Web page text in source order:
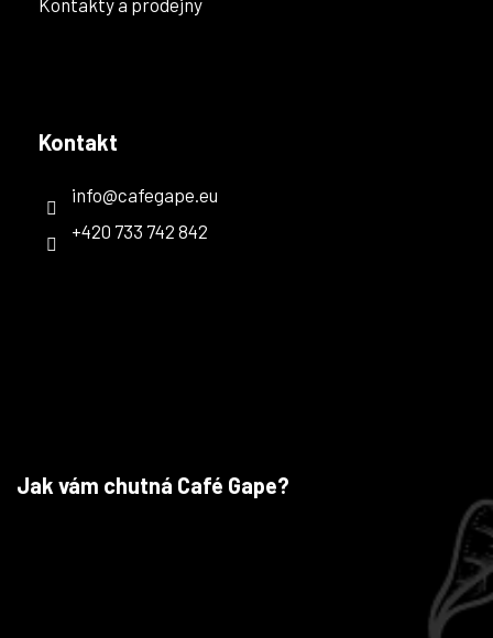
Kontakty a prodejny
Kontakt
info@cafegape.eu
+420 733 742 842
Jak vám chutná Café Gape?